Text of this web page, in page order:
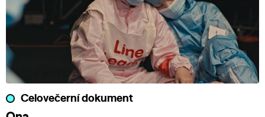
Celovečerní dokument